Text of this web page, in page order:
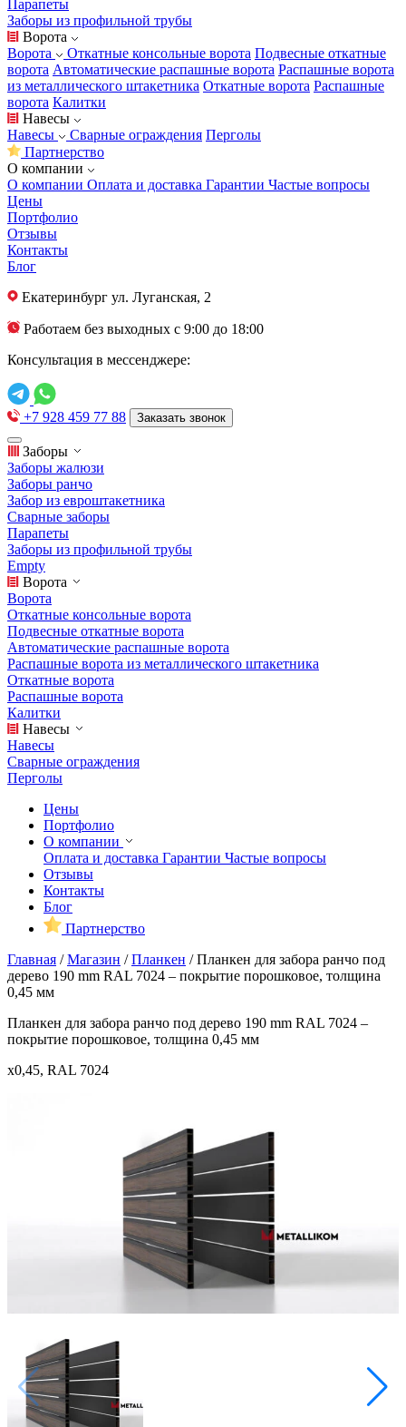
Парапеты
Заборы из профильной трубы
Ворота
Ворота
Откатные консольные ворота Подвесные откатные
ворота Автоматические распашные ворота Распашные ворота
из металлического штакетника Откатные ворота Распашные
ворота Калитки
Навесы
Навесы
Сварные ограждения Перголы
Партнерство
О компании
О компании Оплата и доставка Гарантии Частые вопросы
Цены
Портфолио
Отзывы
Контакты
Блог
Екатеринбург ул. Луганская, 2
Работаем без выходных с 9:00 до 18:00
Консультация в мессенджере:
+7 928 459 77 88 Заказать звонок
Заборы
Заборы жалюзи
Заборы ранчо
Забор из евроштакетника
Сварные заборы
Парапеты
Заборы из профильной трубы
Empty
Ворота
Ворота
Откатные консольные ворота
Подвесные откатные ворота
Автоматические распашные ворота
Распашные ворота из металлического штакетника
Откатные ворота
Распашные ворота
Калитки
Навесы
Навесы
Сварные ограждения
Перголы
Цены
Портфолио
О компании
Оплата и доставка Гарантии Частые вопросы
Отзывы
Контакты
Блог
Партнерство
Главная /Магазин /Планкен /Планкен для забора ранчо под
дерево 190 mm RAL 7024 – покрытие порошковое, толщина
0,45 мм
Планкен для забора ранчо под дерево 190 mm RAL 7024 –
покрытие порошковое, толщина 0,45 мм
x0,45, RAL 7024